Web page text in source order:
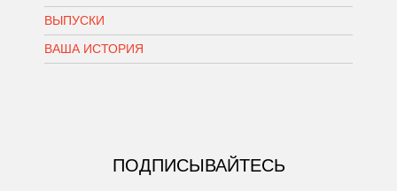
ВЫПУСКИ
ВАША ИСТОРИЯ
ПОДПИСЫВАЙТЕСЬ